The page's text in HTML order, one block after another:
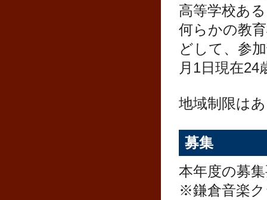
高等学校あ
何らかの教
どして、参
月1日現在
地域制限は
募集
本年度の募
※鎌倉音楽ク